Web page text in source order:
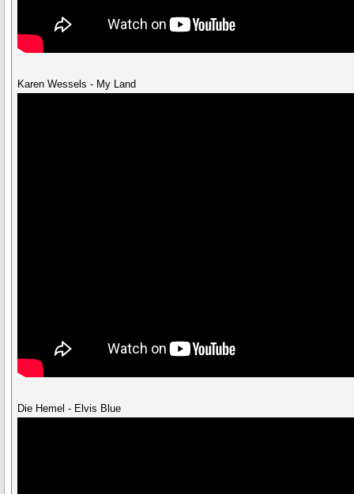
Karen Wessels - My Land
Die Hemel - Elvis Blue